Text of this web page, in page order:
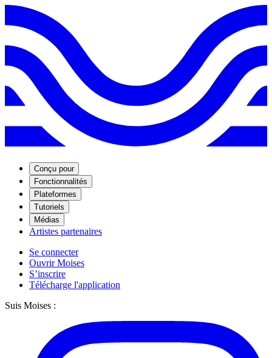
Conçu pour
Fonctionnalités
Plateformes
Tutoriels
Médias
Artistes partenaires
Se connecter
Ouvrir Moises
S’inscrire
Télécharge l'application
Suis Moises :